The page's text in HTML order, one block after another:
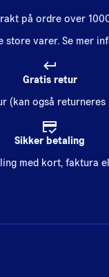
på ordre over
store varer. Se mer
Gratis retur
(kan også returneres
Sikker betaling
med kort, faktura